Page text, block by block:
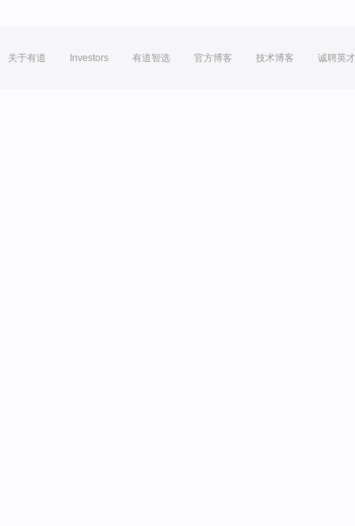
关于有道 Investors 有道智选 官方博客 技术博客 诚聘英才